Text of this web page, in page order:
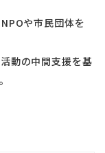
や市民団体を
動の中間支援を基